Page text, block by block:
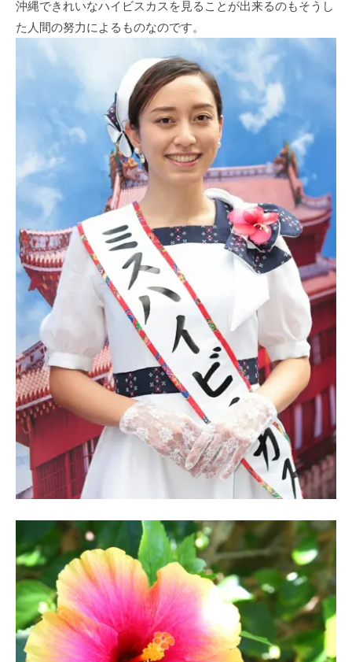
沖縄できれいなハイビスカスを見ることが出来るのもそうし
た人間の努力によるものなのです。